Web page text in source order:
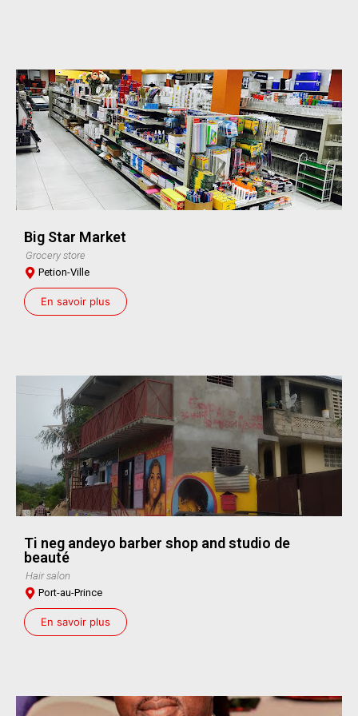
Big Star Market
Grocery store
Petion-Ville
En savoir plus
Ti neg andeyo barber shop and studio de
beauté
Hair salon
Port-au-Prince
En savoir plus